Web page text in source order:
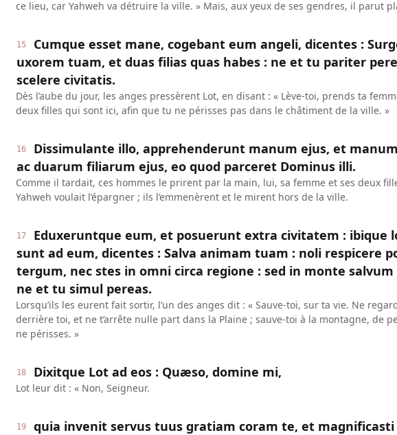
ce lieu, car Yahweh va détruire la ville. » Mais, aux yeux de ses gendres, il parut
15
Cumque esset mane, cogebant eum angeli, dicentes :
uxorem tuam, et duas filias quas habes : ne et tu pariter
scelere civitatis.
Dès l’aube du jour, les anges pressèrent Lot, en disant : « Lève-toi, prends ta
deux filles qui sont ici, afin que tu ne périsses pas dans le châtiment de la ville. »
16
Dissimulante illo, apprehenderunt manum ejus, et
ac duarum filiarum ejus, eo quod parceret Dominus illi.
Comme il tardait, ces hommes le prirent par la main, lui, sa femme et ses deux
Yahweh voulait l’épargner ; ils l’emmenèrent et le mirent hors de la ville.
17
Eduxeruntque eum, et posuerunt extra civitatem : ibique
sunt ad eum, dicentes : Salva animam tuam : noli respicere
tergum, nec stes in omni circa regione : sed in monte salvum
ne et tu simul pereas.
Lorsqu’ils les eurent fait sortir, l’un des anges dit : « Sauve-toi, sur ta vie. Ne
derrière toi, et ne t’arrête nulle part dans la Plaine ; sauve-toi à la montagne, de
ne périsses. »
18 Dixitque Lot ad eos : Quæso, domine mi,
Lot leur dit : « Non, Seigneur.
19
quia invenit servus tuus gratiam coram te, et magnificasti